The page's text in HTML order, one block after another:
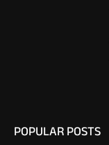
POPULAR POSTS